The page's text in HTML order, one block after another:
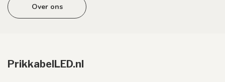
Over ons
PrikkabelLED.nl